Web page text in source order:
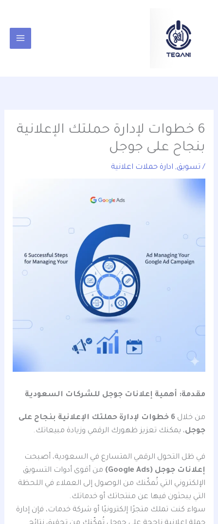
المحتوى
6 خطوات لإدارة حملتك الإعلانية
بنجاح على جوجل
/ تسويق, ادارة حملات اعلانية
مقدمة: أهمية إعلانات جوجل للشركات السعودية
من خلال
6 خطوات لإدارة حملتك الإعلانية بنجاح على
جوجل، يمكنك تعزيز ظهورك الرقمي وزيادة مبيعاتك.
في ظل التحول الرقمي المتسارع في السعودية، أصبحت
إعلانات جوجل (Google Ads)
من أقوى أدوات التسويق
الإلكتروني التي تُمكّنك من الوصول إلى العملاء في اللحظة
التي يبحثون فيها عن منتجاتك أو خدماتك.
سواء كنت تملك متجرًا إلكترونيًا أو شركة خدمات، فإن إدارة